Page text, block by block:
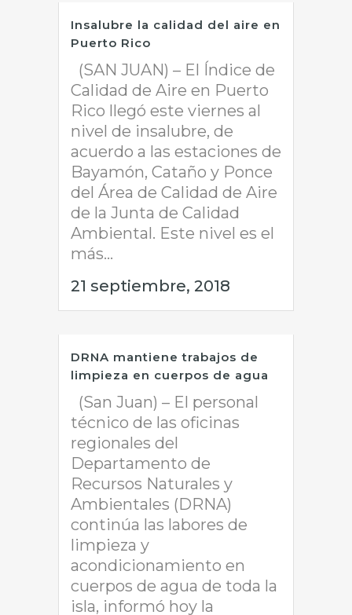
Insalubre la calidad del aire en
Puerto Rico
(SAN JUAN) – El Índice de
Calidad de Aire en Puerto
Rico llegó este viernes al
nivel de insalubre, de
acuerdo a las estaciones de
Bayamón, Cataño y Ponce
del Área de Calidad de Aire
de la Junta de Calidad
Ambiental. Este nivel es el
más...
21 septiembre, 2018
DRNA mantiene trabajos de
limpieza en cuerpos de agua
(San Juan) – El personal
técnico de las oficinas
regionales del
Departamento de
Recursos Naturales y
Ambientales (DRNA)
continúa las labores de
limpieza y
acondicionamiento en
cuerpos de agua de toda la
isla, informó hoy la